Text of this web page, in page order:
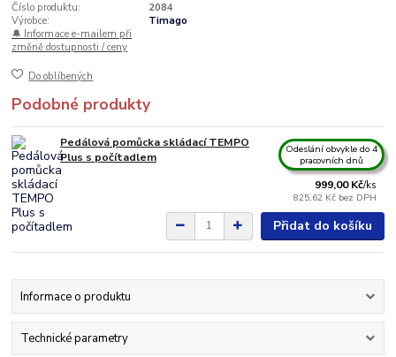
Číslo produktu:
2084
Výrobce:
Timago
🔔 Informace e-mailem při
změně dostupnosti / ceny
Do oblíbených
Podobné produkty
Pedálová pomůcka skládací TEMPO
Plus s počítadlem
999,00 Kč/ks
825,62 Kč bez DPH
Odeslání obvykle do 4
pracovních dnů
Přidat do košíku
Informace o produktu
Technické parametry